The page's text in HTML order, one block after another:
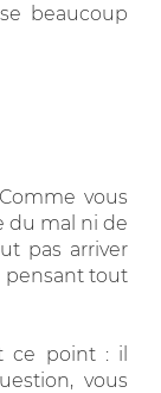
beaucoup
vous
du mal ni de
pas arriver
pensant tout
ce point : il
vous